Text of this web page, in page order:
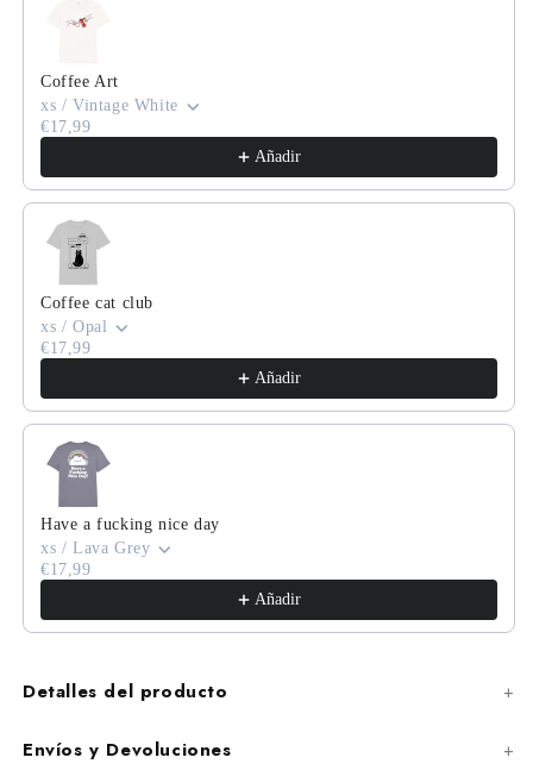
Coffee Art
xs / Vintage White
€17,99
Añadir
Coffee cat club
xs / Opal
€17,99
Añadir
Have a fucking nice day
xs / Lava Grey
€17,99
Añadir
Detalles del producto
Envíos y Devoluciones